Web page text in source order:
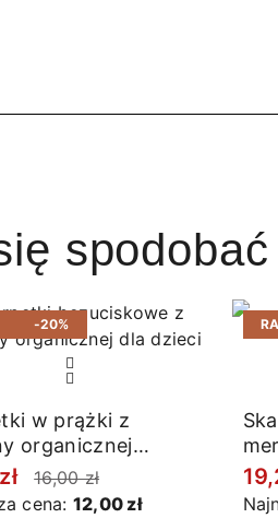
spodobać
-20%
w prążki z
organicznej
grafitowe
16,00 zł
cena: 12,00 zł